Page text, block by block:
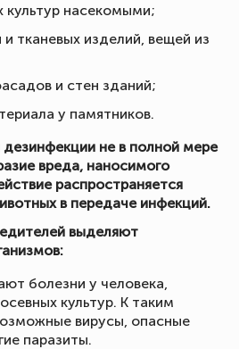
культур насекомыми;
и тканевых изделий, вещей из
и стен зданий;
у памятников.
не в полной мере
вреда, наносимого
распространяется
в передаче инфекций.
выделяют
болезни у человека,
культур. К таким
вирусы, опасные
паразиты.